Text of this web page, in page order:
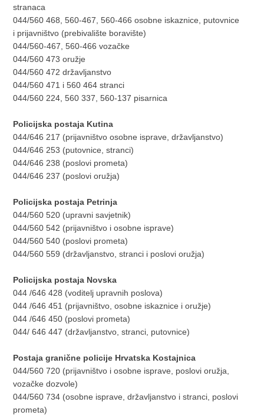
stranaca
044/560 468, 560-467, 560-466 osobne iskaznice, putovnice
i prijavništvo (prebivalište boravište)
044/560-467, 560-466 vozačke
044/560 473 oružje
044/560 472 državljanstvo
044/560 471 i 560 464 stranci
044/560 224, 560 337, 560-137 pisarnica
Policijska postaja Kutina
044/646 217 (prijavništvo osobne isprave, državljanstvo)
044/646 253 (putovnice, stranci)
044/646 238 (poslovi prometa)
044/646 237 (poslovi oružja)
Policijska postaja Petrinja
044/560 520 (upravni savjetnik)
044/560 542 (prijavništvo i osobne isprave)
044/560 540 (poslovi prometa)
044/560 559 (državljanstvo, stranci i poslovi oružja)
Policijska postaja Novska
044 /646 428 (voditelj upravnih poslova)
044 /646 451 (prijavništvo, osobne iskaznice i oružje)
044 /646 450 (poslovi prometa)
044/ 646 447 (državljanstvo, stranci, putovnice)
Postaja granične policije Hrvatska Kostajnica
044/560 720 (prijavništvo i osobne isprave, poslovi oružja,
vozačke dozvole)
044/560 734 (osobne isprave, državljanstvo i stranci, poslovi
prometa)